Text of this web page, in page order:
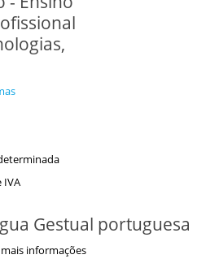
IVA
Gestual portuguesa
mais informações